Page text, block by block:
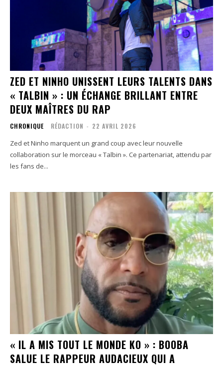
ZED ET NINHO UNISSENT LEURS TALENTS DANS
« TALBIN » : UN ÉCHANGE BRILLANT ENTRE
DEUX MAÎTRES DU RAP
CHRONIQUE RÉDACTION - 22 AVRIL 2026
Zed et Ninho marquent un grand coup avec leur nouvelle
collaboration sur le morceau « Talbin ». Ce partenariat, attendu par
les fans de...
« IL A MIS TOUT LE MONDE KO » : BOOBA
SALUE LE RAPPEUR AUDACIEUX QUI A